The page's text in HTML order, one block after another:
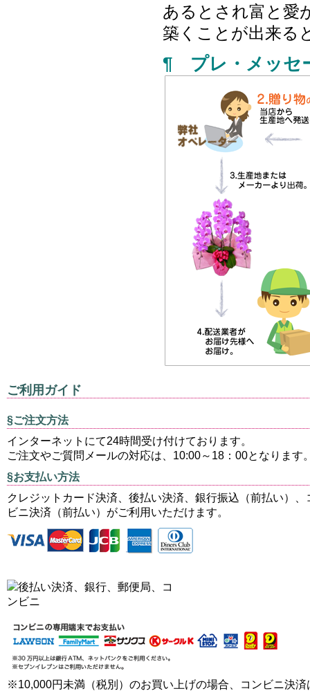
あるとされ富と愛
築くことが出来る
¶ プレ・メッセ
ご利用ガイド
§ご注文方法
インターネットにて24時間受け付けております。
ご注文やご質問メールの対応は、10:00～18：00となります
§お支払い方法
クレジットカード決済、後払い決済、銀行振込（前払い）、
ビニ決済（前払い）がご利用いただけます。
※10,000円未満（税別）のお買い上げの場合、コンビニ決済